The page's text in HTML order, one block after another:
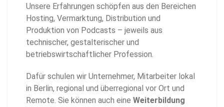
Unsere Erfahrungen schöpfen aus den Bereichen
Hosting, Vermarktung, Distribution und
Produktion von Podcasts – jeweils aus
technischer, gestalterischer und
betriebswirtschaftlicher Profession.
Dafür schulen wir Unternehmer, Mitarbeiter lokal
in Berlin, regional und überregional vor Ort und
Remote. Sie können auch eine Weiterbildung